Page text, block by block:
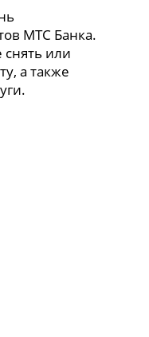
МТС Банка.
или
а также